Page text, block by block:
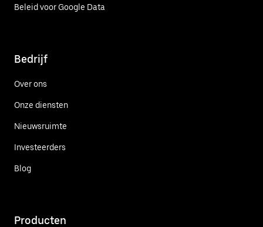
Beleid voor Google Data
Bedrijf
Over ons
Onze diensten
Nieuwsruimte
Investeerders
Blog
Producten